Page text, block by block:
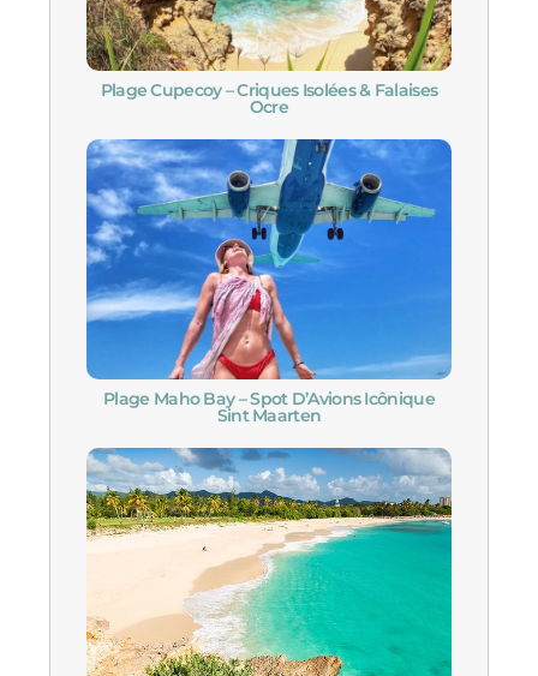
Plage Cupecoy – Criques Isolées & Falaises
Ocre
Plage Maho Bay – Spot D’Avions Icônique
Sint Maarten